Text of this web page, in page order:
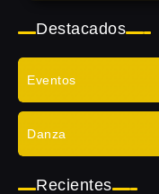
Destacados
Eventos
Danza
Recientes